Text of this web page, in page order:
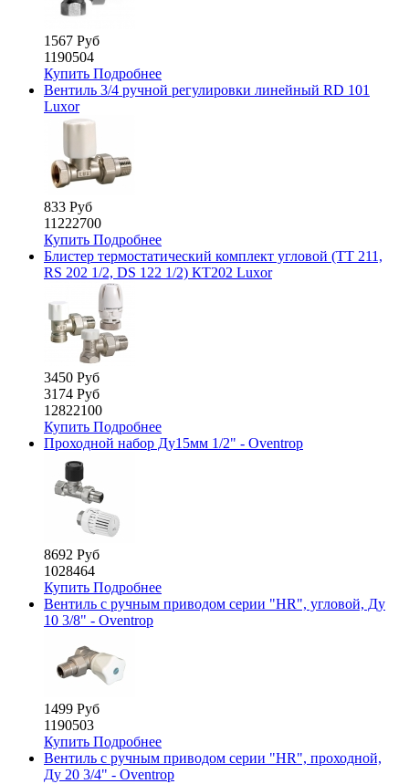
1567 Руб
1190504
Купить Подробнее
Вентиль 3/4 ручной регулировки линейный RD 101
Luxor
833 Руб
11222700
Купить Подробнее
Блистер термостатический комплект угловой (TT 211,
RS 202 1/2, DS 122 1/2) КТ202 Luxor
3450 Руб
3174 Руб
12822100
Купить Подробнее
Проходной набор Ду15мм 1/2" - Oventrop
8692 Руб
1028464
Купить Подробнее
Вентиль с ручным приводом серии "HR", угловой, Ду
10 3/8" - Oventrop
1499 Руб
1190503
Купить Подробнее
Вентиль с ручным приводом серии "HR", проходной,
Ду 20 3/4" - Oventrop